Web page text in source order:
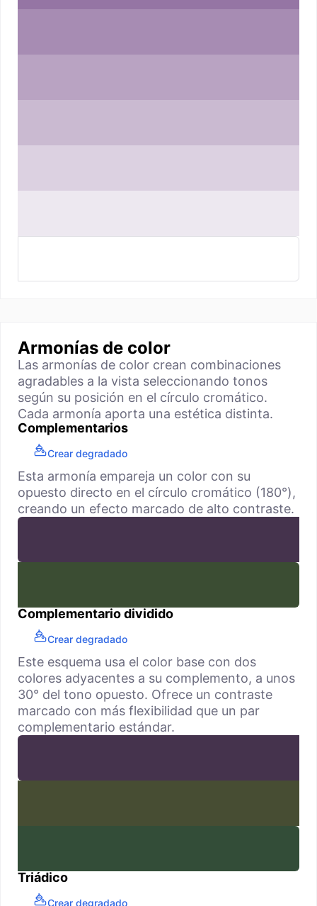
Armonías de color
Las armonías de color crean combinaciones
agradables a la vista seleccionando tonos
según su posición en el círculo cromático.
Cada armonía aporta una estética distinta.
Complementarios
Crear degradado
Esta armonía empareja un color con su
opuesto directo en el círculo cromático (180°),
creando un efecto marcado de alto contraste.
Complementario dividido
Crear degradado
Este esquema usa el color base con dos
colores adyacentes a su complemento, a unos
30° del tono opuesto. Ofrece un contraste
marcado con más flexibilidad que un par
complementario estándar.
Triádico
Crear degradado